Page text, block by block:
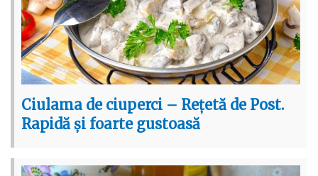
Ciulama de ciuperci – Rețetă de Post.
Rapidă și foarte gustoasă